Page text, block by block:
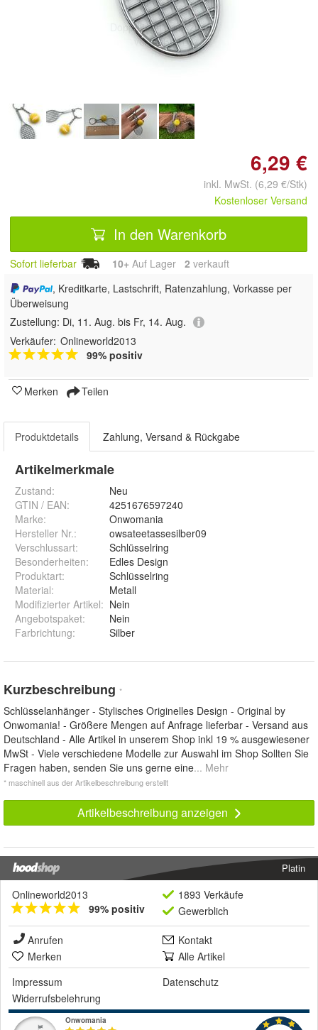
Doppelt antippen zum
vergrößern
6,29 €
inkl. MwSt. (6,29 €/Stk)
Kostenloser Versand
In den Warenkorb
Sofort lieferbar 10+ Auf Lager 2 verkauft
, Kreditkarte, Lastschrift, Ratenzahlung, Vorkasse per
Überweisung
Zustellung: Di, 11. Aug. bis Fr, 14. Aug.
Verkäufer: Onlineworld2013
99% positiv
Merken Teilen
Produktdetails Zahlung, Versand & Rückgabe
Artikelmerkmale
Zustand:
Neu
GTIN / EAN:
4251676597240
Marke:
Onwomania
Hersteller Nr.:
owsateetassesilber09
Verschlussart:
Schlüsselring
Besonderheiten:
Edles Design
Produktart:
Schlüsselring
Material:
Metall
Modifizierter Artikel: Nein
Angebotspaket:
Nein
Farbrichtung: Silber
Kurzbeschreibung *
Schlüsselanhänger - Stylisches Originelles Design - Original by
Onwomania! - Größere Mengen auf Anfrage lieferbar - Versand aus
Deutschland - Alle Artikel in unserem Shop inkl 19 % ausgewiesener
MwSt - Viele verschiedene Modelle zur Auswahl im Shop Sollten Sie
Fragen haben, senden Sie uns gerne eine... Mehr
* maschinell aus der Artikelbeschreibung erstellt
Artikelbeschreibung anzeigen
Platin
Onlineworld2013
99% positiv
1893 Verkäufe
Gewerblich
Anrufen
Kontakt
Merken
Alle Artikel
Impressum
Datenschutz
Widerrufsbelehrung